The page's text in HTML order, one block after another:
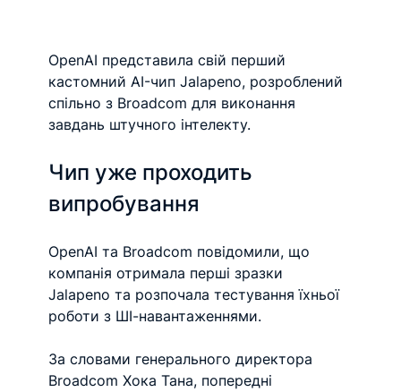
OpenAI представила свій перший
кастомний AI-чип Jalapeno, розроблений
спільно з Broadcom для виконання
завдань штучного інтелекту.
Чип уже проходить
випробування
OpenAI та Broadcom повідомили, що
компанія отримала перші зразки
Jalapeno та розпочала тестування їхньої
роботи з ШІ-навантаженнями.
За словами генерального директора
Broadcom Хока Тана, попередні